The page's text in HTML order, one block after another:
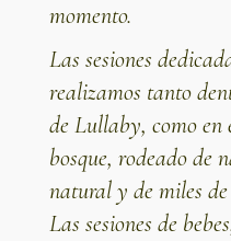
momento.
Las sesiones
realizamos tanto
de Lullaby, como
bosque, rodeado de
natural y de miles
Las sesiones de